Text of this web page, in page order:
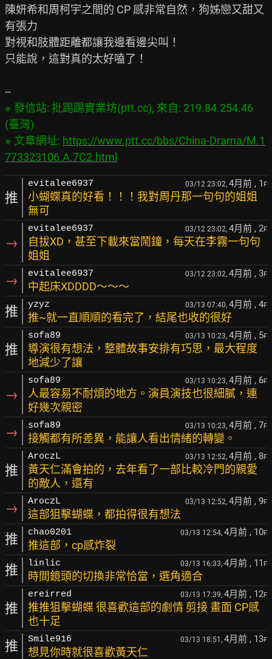
陳妍希和周柯宇之間的 CP 感非常自然，狗姊戀又甜又
有張力
對視和肢體距離都讓我邊看邊尖叫！
只能說，這對真的太好嗑了！
※ 發信站: 批踢踢實業坊(ptt.cc), 來自: 219.84.254.46
(臺灣)
※ 文章網址: https://www.ptt.cc/bbs/China-Drama/M.1
773323106.A.7C2.html
推
evitalee6937 03/12 23:02, 4月前 , 1 F
小蝴蝶真的好看！！！我對周丹那一句句的姐姐
無可
→
evitalee6937 03/12 23:02, 4月前 , 2F
自拔XD，甚至下載來當鬧鐘，每天在李霧一句句
姐姐
→ evitalee6937 03/12 23:02, 4月前 , 3F
中起床XDDDD～～～
推 yzyz 03/13 07:40, 4月前 , 4F
推~就一直順順的看完了，結尾也收的很好
推
sofa89 03/13 10:23, 4月前 , 5F
導演很有想法，整體故事安排有巧思，最大程度
地減少了讓
→
sofa89 03/13 10:23, 4月前 , 6F
人最容易不耐煩的地方。演員演技也很細膩，連
好幾次親密
→ sofa89 03/13 10:23, 4月前 , 7F
接觸都有所差異，能讓人看出情緒的轉變。
推
AroczL 03/13 12:52, 4月前 , 8F
黃天仁滿會拍的，去年看了一部比較冷門的親愛
的敵人，還有
→ AroczL 03/13 12:52, 4月前 , 9F
這部狙擊蝴蝶，都拍得很有想法
推 chao0201 03/13 12:54, 4月前 , 10F
推這部，cp感炸裂
推 linlic 03/13 16:33, 4月前 , 11 F
時間鏡頭的切換非常恰當，選角適合
推
ereirred 03/13 17:39, 4月前 , 12F
推推狙擊蝴蝶 很喜歡這部的劇情 剪接 畫面 CP感
也十足
推 Smile916 03/13 18:51, 4月前 , 13F
想見你時就很喜歡黃天仁